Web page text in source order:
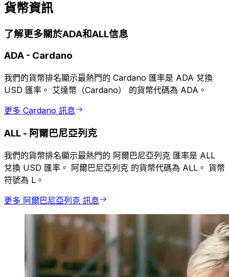
貨幣資訊
了解更多關於ADA和ALL信息
ADA - Cardano
我們的貨幣排名顯示最熱門的 Cardano 匯率是 ADA 兌換
USD 匯率。 艾達幣（Cardano） 的貨幣代碼為 ADA。
更多 Cardano 訊息
ALL - 阿爾巴尼亞列克
我們的貨幣排名顯示最熱門的 阿爾巴尼亞列克 匯率是 ALL
兌換 USD 匯率。 阿爾巴尼亞列克 的貨幣代碼為 ALL。 貨幣
符號為 L。
更多 阿爾巴尼亞列克 訊息